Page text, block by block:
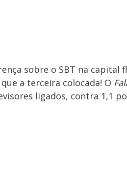
sobre o SBT na capital
a terceira colocada! O
ligados, contra 1,1